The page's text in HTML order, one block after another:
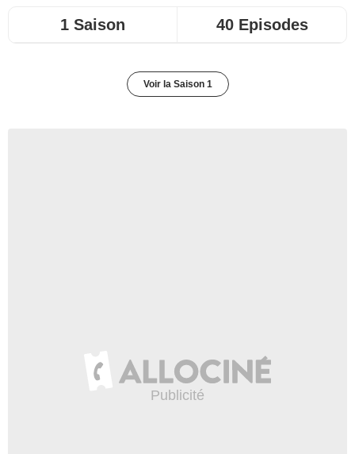
1 Saison 40 Episodes
Voir la Saison 1